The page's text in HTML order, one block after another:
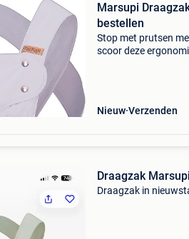
Marsupi
bestellen
Stop met prutsen
scoor deze
Nieuw Verzenden
Draagzak
Draagzak in